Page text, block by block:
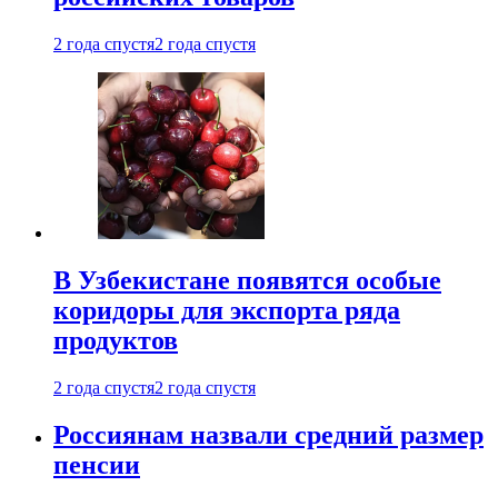
2 года спустя2 года спустя
В Узбекистане появятся особые
коридоры для экспорта ряда
продуктов
2 года спустя2 года спустя
Россиянам назвали средний размер
пенсии